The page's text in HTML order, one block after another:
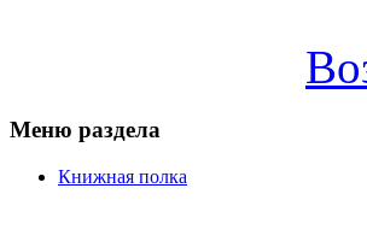
Меню раздела
Книжная полка